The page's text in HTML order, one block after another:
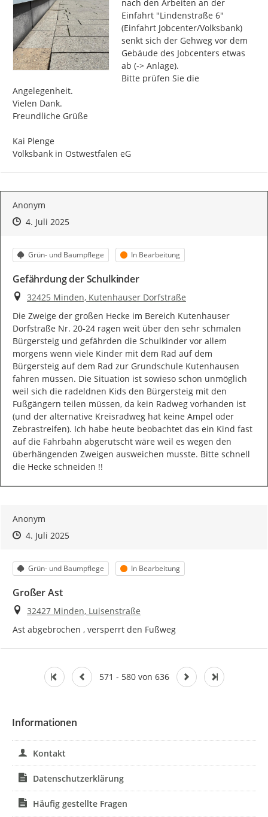
nach den Arbeiten an der
Einfahrt "Lindenstraße 6"
(Einfahrt Jobcenter/Volksbank)
senkt sich der Gehweg vor dem
Gebäude des Jobcenters etwas
ab (-> Anlage).
Bitte prüfen Sie die
Angelegenheit.
Vielen Dank.
Freundliche Grüße
Kai Plenge
Volksbank in Ostwestfalen eG
Anonym
Zeitpunkt des Erstellens
Zeitpunkt des Erstellens
4. Juli 2025Zur Äußerung
Kategorie
Grün- und Baumpflege Status
In Bearbeitung
Gefährdung der Schulkinder
Ort
32425 Minden, Kutenhauser Dorfstraße
Die Zweige der großen Hecke im Bereich Kutenhauser
Dorfstraße Nr. 20-24 ragen weit über den sehr schmalen
Bürgersteig und gefährden die Schulkinder vor allem
morgens wenn viele Kinder mit dem Rad auf dem
Bürgersteig auf dem Rad zur Grundschule Kutenhausen
fahren müssen. Die Situation ist sowieso schon unmöglich
weil sich die radeldnen Kids den Bürgersteig mit den
Fußgängern teilen müssen, da kein Radweg vorhanden ist
(und der alternative Kreisradweg hat keine Ampel oder
Zebrastreifen). Ich habe heute beobachtet das ein Kind fast
auf die Fahrbahn abgerutscht wäre weil es wegen den
überhängenden Zweigen ausweichen musste. Bitte schnell
die Hecke schneiden !!
Anonym
Zeitpunkt des Erstellens
Zeitpunkt des Erstellens
4. Juli 2025Zur Äußerung
Kategorie
Grün- und Baumpflege Status
In Bearbeitung
Großer Ast
Ort
32427 Minden, Luisenstraße
Ast abgebrochen , versperrt den Fußweg
571 - 580 von 636
Informationen
Kontakt
Datenschutzerklärung
Häufig gestellte Fragen